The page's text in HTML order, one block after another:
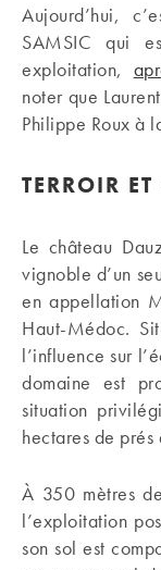
Aujourd’hui,
SAMSIC qui
exploitation,
noter que
Philippe Roux à
TERROIR
Le château
vignoble d’un
en appellation
Haut-Médoc.
l’influence sur
domaine est
situation
hectares de prés
À 350 mètres
l’exploitation
son sol est